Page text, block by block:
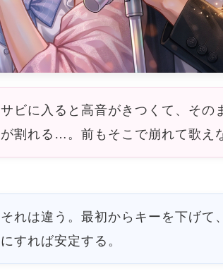
サビに入ると高音がきつくて、その
が割れる…。前もそこで崩れて歌え
それは違う。最初からキーを下げて
にすれば安定する。